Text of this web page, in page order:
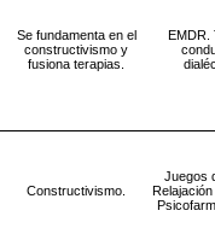
Se fundamenta en el
constructivismo y
fusiona terapias.
EMDR.
Constructivismo.
Juegos